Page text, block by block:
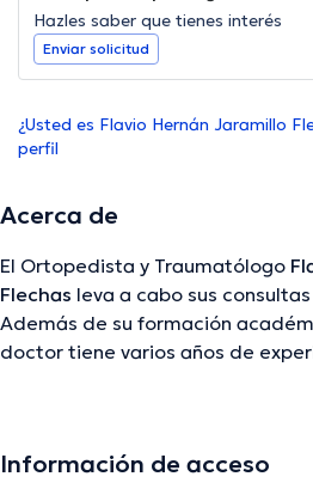
Hazles saber que tienes interés
Enviar solicitud
¿Usted es Flavio Hernán Jaramillo
perfil
Acerca de
El Ortopedista y Traumatólogo
Flechas leva a cabo sus
Además de su formación
doctor tiene varios años de
médicas. Flavio Hernán Jaramillo
Información de acceso